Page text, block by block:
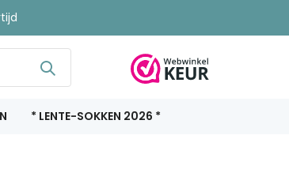
* LENTE-SOKKEN 2026 *